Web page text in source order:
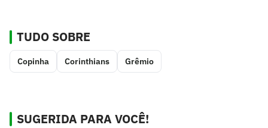
TUDO SOBRE
Copinha Corinthians Grêmio
SUGERIDA PARA VOCÊ!